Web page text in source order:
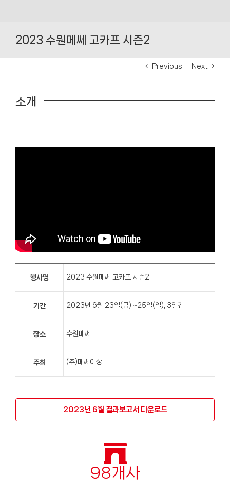
content2023 수원메쎄 고카프 시즌2
Previous Next
소개
행사명 2023 수원메쎄 고카프 시즌2
기간 2023년 6월 23일(금) ~25일(일), 3일간
장소 수원메쎄
주최 (주)메쎄이상
2023년 6월 결과보고서 다운로드
98개사